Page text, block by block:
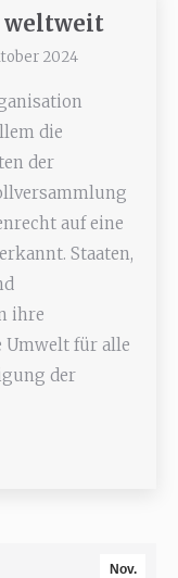
weltweit
2024
die
der
auf eine
Staaten,
ihre
Umwelt für alle
der
Nov.